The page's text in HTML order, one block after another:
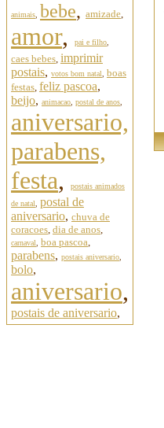
animais bebe, amizade,
amor, pai e filho
caes bebes, imprimir
postais, votos bom natal
boas
festas, feliz pascoa,
beijo, animacao postal de anos
aniversario,
parabens,
festa,
postais animados
de natal
postal de
aniversario, chuva de
coracoes, dia de anos,
carnaval boa pascoa,
parabens, postais aniversario
bolo,
aniversario,
postais de aniversario,